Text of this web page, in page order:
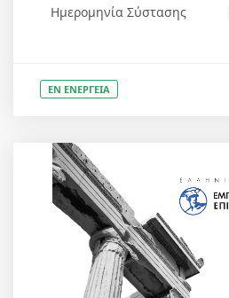
Ημερομηνία Σύστασης
ΕΝ ΕΝΕΡΓΕΙΑ